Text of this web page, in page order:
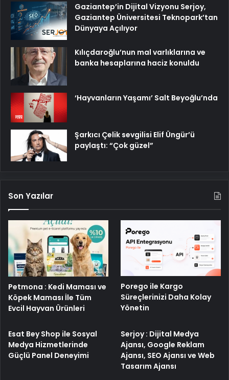
Gaziantep’in Dijital Vizyonu Serjoy,
Gaziantep Üniversitesi Teknopark’tan
Dünyaya Açılıyor
Kılıçdaroğlu’nun mal varlıklarına ve
banka hesaplarına haciz konuldu
‘Hayvanların Yaşamı’ Salt Beyoğlu’nda
Şarkıcı Çelik sevgilisi Elif Üngür’ü
paylaştı: “Çok güzel”
Son Yazılar
Petmona : Kedi Maması ve
Köpek Maması İle Tüm
Evcil Hayvan Ürünleri
Porego ile Kargo
Süreçlerinizi Daha Kolay
Yönetin
Esat Bey Shop ile Sosyal
Medya Hizmetlerinde
Güçlü Panel Deneyimi
Serjoy : Dijital Medya
Ajansı, Google Reklam
Ajansı, SEO Ajansı ve Web
Tasarım Ajansı